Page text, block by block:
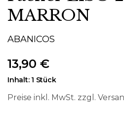
MARRON
ABANICOS
13,90 €
Inhalt: 1 Stück
Preise inkl. MwSt. zzgl.